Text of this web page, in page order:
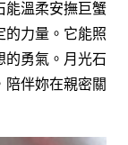
能溫柔安撫巨蟹
的力量。它能照
的勇氣。月光石
陪伴妳在親密關